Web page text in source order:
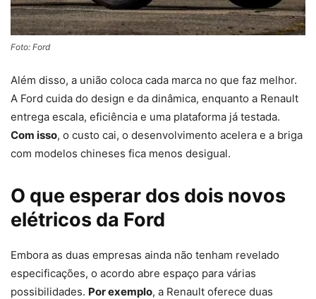
Foto: Ford
Além disso, a união coloca cada marca no que faz melhor.
A Ford cuida do design e da dinâmica, enquanto a Renault
entrega escala, eficiência e uma plataforma já testada.
Com isso, o custo cai, o desenvolvimento acelera e a briga
com modelos chineses fica menos desigual.
O que esperar dos dois novos
elétricos da Ford
Embora as duas empresas ainda não tenham revelado
especificações, o acordo abre espaço para várias
possibilidades. Por exemplo, a Renault oferece duas